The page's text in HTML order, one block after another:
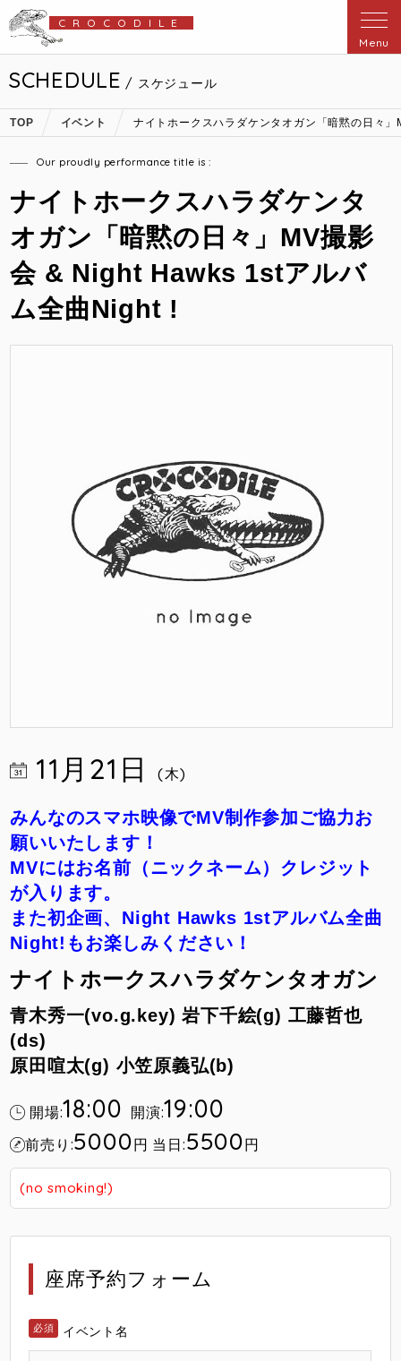
CROCODILE
Menu
SCHEDULE / スケジュール
TOP イベント ナイトホークスハラダケンタオガン「暗黙の日々
Our proudly performance title is :
ナイトホークスハラダケンタ
オガン「暗黙の日々」MV撮影
会 & Night Hawks 1stアルバ
ム全曲Night !
11月21日(木)
みんなのスマホ映像でMV制作参加ご協力お
願いいたします！
MVにはお名前（ニックネーム）クレジット
が入ります。
また初企画、 Night Hawks 1stアルバム全曲
Night!もお楽しみください！
ナイトホークスハラダケンタオガン
青木秀一(vo.g.key)岩下千絵(g) 工藤哲也
(ds)
原田喧太(g) 小笠原義弘(b)
開場:18:00 開演:19:00
前売り:5000円 当日:5500円
(no smoking!)
座席予約フォーム
イベント名